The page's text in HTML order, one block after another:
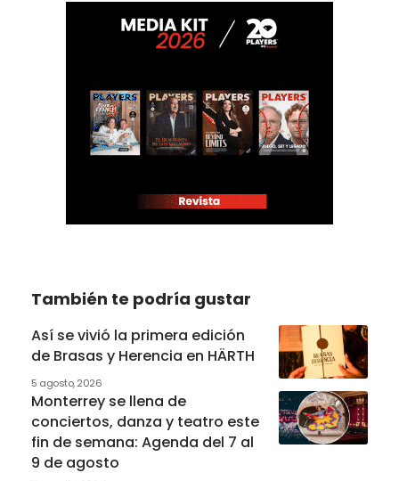
También te podría gustar
Así se vivió la primera edición
de Brasas y Herencia en HÄRTH
5 agosto, 2026
Monterrey se llena de
conciertos, danza y teatro este
fin de semana: Agenda del 7 al
9 de agosto